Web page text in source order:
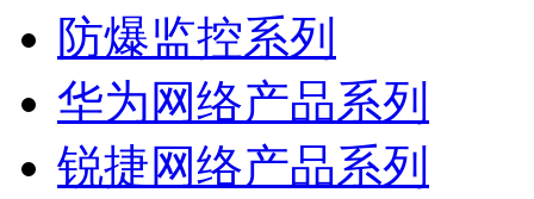
防爆监控系列
华为网络产品系列
锐捷网络产品系列